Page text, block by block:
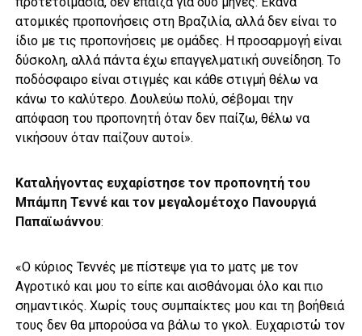
ατομικές προπονήσεις στη Βραζιλία, αλλά δεν είναι το
ίδιο με τις προπονήσεις με ομάδες. Η προσαρμογή είναι
δύσκολη, αλλά πάντα έχω επαγγελματική συνείδηση. Το
ποδόσφαιρο είναι στιγμές και κάθε στιγμή θέλω να
κάνω το καλύτερο. Δουλεύω πολύ, σέβομαι την
απόφαση του προπονητή όταν δεν παίζω, θέλω να
νικήσουν όταν παίζουν αυτοί».
Καταλήγοντας ευχαρίστησε τον προπονητή του
Μπάμπη Τεννέ και τον μεγαλομέτοχο Πανουργιά
Παπαϊωάννου:
«Ο κύριος Τεννές με πίστεψε για το ματς με τον
Αγροτικό και μου το είπε και αισθάνομαι όλο και πιο
σημαντικός. Χωρίς τους συμπαίκτες μου και τη βοήθειά
τους δεν θα μπορούσα να βάλω το γκολ. Ευχαριστώ τον